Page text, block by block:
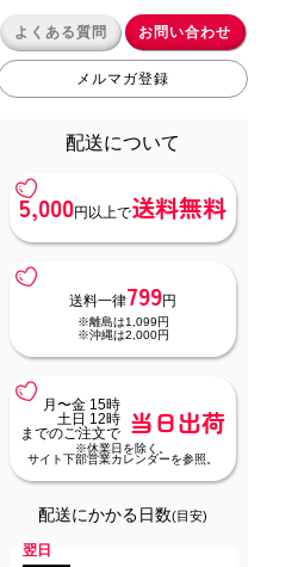
よくある質問 お問い合わせ
メルマガ登録
配送について
5,000円以上で送料無料
送料一律799円
※離島は1,099円
※沖縄は2,000円
月〜金 15時
土日 12時
までのご注文で
当日出荷
※休業日を除く。
サイト下部営業カレンダーを参照。
配送にかかる日数(目安)
翌日